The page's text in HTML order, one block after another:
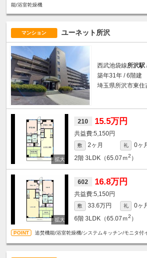
能/浴室乾燥機
マンション ユーネット所沢
西武池袋線所沢駅
築年31年 / 6階建
埼玉県所沢市東住
210 15.5万円
5,150円
敷 2ヶ月 礼
0ヶ
2階 3LDK（65.07ｍ2 ）
602 16.8万円
5,150円
敷 33.6万円 礼
0ヶ
6階 3LDK（65.07ｍ2 ）
追焚機能/浴室乾燥機/システムキッチン/モニタ付